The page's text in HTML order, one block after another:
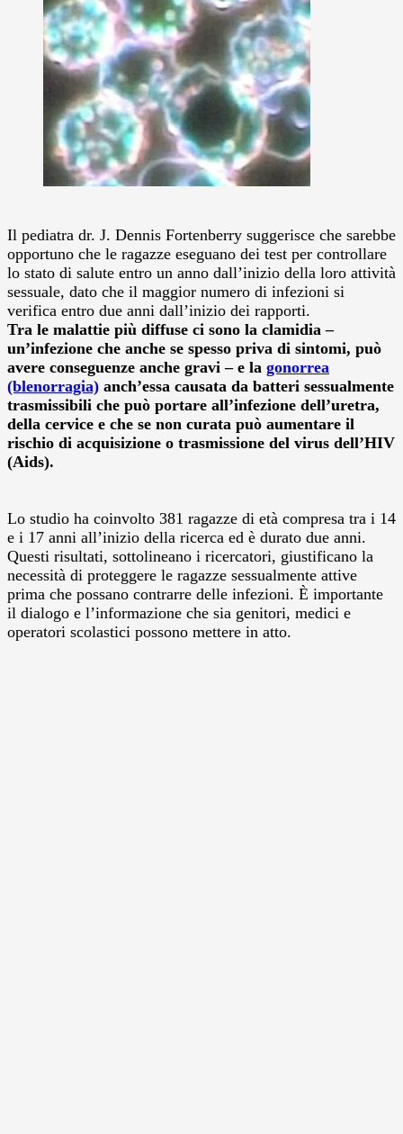
Il pediatra dr. J. Dennis Fortenberry suggerisce che sarebbe
opportuno che le ragazze eseguano dei test per controllare
lo stato di salute entro un anno dall’inizio della loro attività
sessuale, dato che il maggior numero di infezioni si
verifica entro due anni dall’inizio dei rapporti.
Tra le malattie più diffuse ci sono la clamidia –
un’infezione che anche se spesso priva di sintomi, può
avere conseguenze anche gravi – e la gonorrea
(blenorragia) anch’essa causata da batteri sessualmente
trasmissibili che può portare all’infezione dell’uretra,
della cervice e che se non curata può aumentare il
rischio di acquisizione o trasmissione del virus dell’HIV
(Aids).
Lo studio ha coinvolto 381 ragazze di età compresa tra i 14
e i 17 anni all’inizio della ricerca ed è durato due anni.
Questi risultati, sottolineano i ricercatori, giustificano la
necessità di proteggere le ragazze sessualmente attive
prima che possano contrarre delle infezioni. È importante
il dialogo e l’informazione che sia genitori, medici e
operatori scolastici possono mettere in atto.